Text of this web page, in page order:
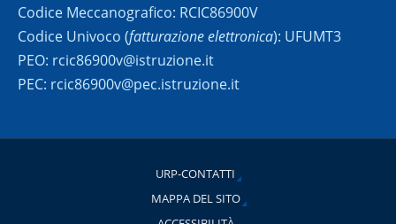
Codice Meccanografico: RCIC86900V
Codice Univoco (fatturazione elettronica): UFUMT3
PEO: rcic86900v@istruzione.it
PEC: rcic86900v@pec.istruzione.it
URP-CONTATTI
MAPPA DEL SITO